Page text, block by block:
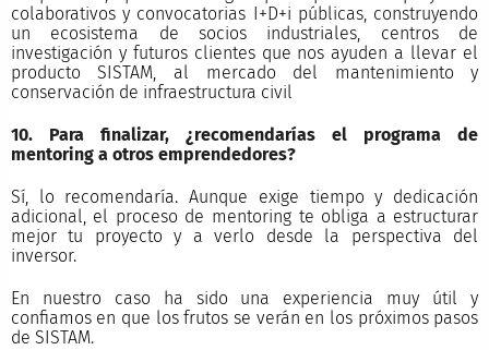
colaborativos y convocatorias I+D+i públicas, construyendo
un ecosistema de socios industriales, centros de
investigación y futuros clientes que nos ayuden a llevar el
producto SISTAM, al mercado del mantenimiento y
conservación de infraestructura civil
10. Para finalizar, ¿recomendarías el programa de
mentoring a otros emprendedores?
Sí, lo recomendaría. Aunque exige tiempo y dedicación
adicional, el proceso de mentoring te obliga a estructurar
mejor tu proyecto y a verlo desde la perspectiva del
inversor.
En nuestro caso ha sido una experiencia muy útil y
confiamos en que los frutos se verán en los próximos pasos
de SISTAM.